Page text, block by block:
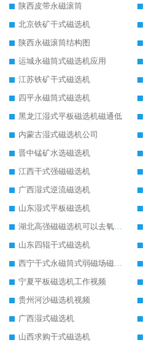
陕西皮带永磁滚筒
北京铁矿干式磁选机
陕西永磁滚筒结构图
运城永磁筒式磁选机应用
江苏铁矿干式磁选机
四平永磁筒式磁选机
黑龙江湿式平板磁选机磁通低
内蒙古湿式磁选机公司
晋中锰矿水选磁选机
江西干式强磁磁选机
广西湿式逆流磁选机
山东湿式平板磁选机
湖北高强磁磁选机可以去氧化铝
山东四辊干式磁选机
西宁干式永磁筒式弱磁场磁选机结构图
宁夏平板磁选机工作视频
贵州河沙磁选机视频
广西湿式磁选机
山西求购干式磁选机